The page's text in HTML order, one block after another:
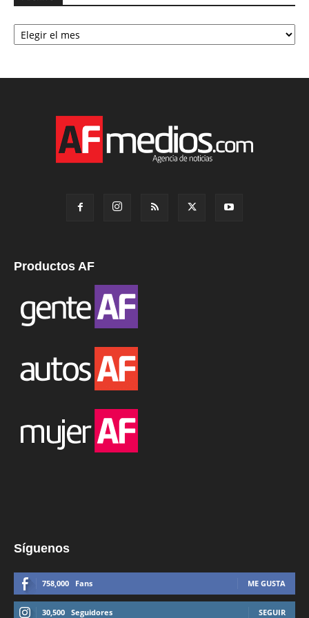
Archivo
Productos AF
Síguenos
758,000 Fans ME GUSTA
30,500 Seguidores SEGUIR